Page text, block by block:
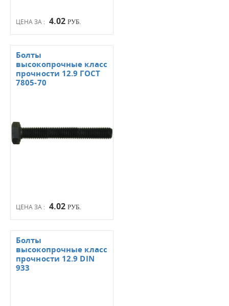
ЦЕНА ЗА : 4.02 РУБ.
ЦЕНА ЗА : 4.02 РУБ.
Болты
высокопрочные класс
прочности 12.9 ГОСТ
7805-70
Болты
высокопрочные класс
прочности 12.9 DIN
933